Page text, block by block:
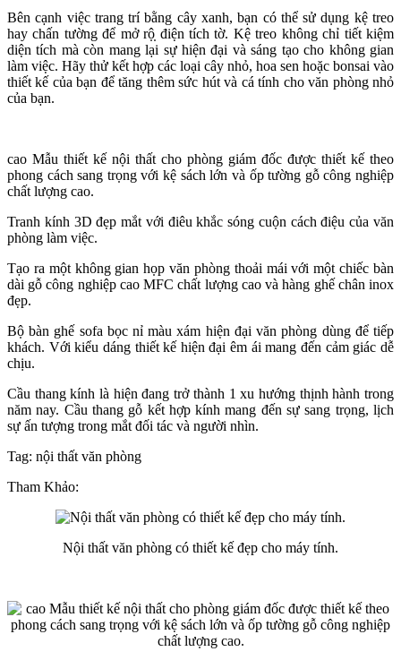
Bên cạnh việc trang trí bằng cây xanh, bạn có thể sử dụng kệ treo
hay chấn tường để mở rộ̣ điện tích tờ. Kệ treo không chỉ tiết kiệm
diện tích mà còn mang lại sự hiện đại và sáng tạo cho không gian
làm việc. Hãy thử kết hợp các loại cây nhỏ, hoa sen hoặc bonsai vào
thiết kế của bạn để tăng thêm sức hút và cá tính cho văn phòng nhỏ
của bạn.
cao Mẫu thiết kế nội thất cho phòng giám đốc được thiết kế theo
phong cách sang trọng với kệ sách lớn và ốp tường gỗ công nghiệp
chất lượng cao.
Tranh kính 3D đẹp mắt với điêu khắc sóng cuộn cách điệu của văn
phòng làm việc.
Tạo ra một không gian họp văn phòng thoải mái với một chiếc bàn
dài gỗ công nghiệp cao MFC chất lượng cao và hàng ghế chân inox
đẹp.
Bộ bàn ghế sofa bọc nỉ màu xám hiện đại văn phòng dùng để tiếp
khách. Với kiểu dáng thiết kế hiện đại êm ái mang đến cảm giác dễ
chịu.
Cầu thang kính là hiện đang trở thành 1 xu hướng thịnh hành trong
năm nay. Cầu thang gỗ kết hợp kính mang đến sự sang trọng, lịch
sự ấn tượng trong mắt đối tác và người nhìn.
Tag: nội thất văn phòng
Tham Khảo:
Nội thất văn phòng có thiết kế đẹp cho máy tính.